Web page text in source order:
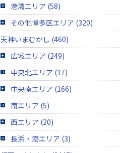
港湾エリア (58)
その他博多区エリア (320)
天神いまむかし (460)
広域エリア (249)
中央北エリア (17)
中央南エリア (166)
南エリア (5)
西エリア (20)
長浜・港エリア (3)